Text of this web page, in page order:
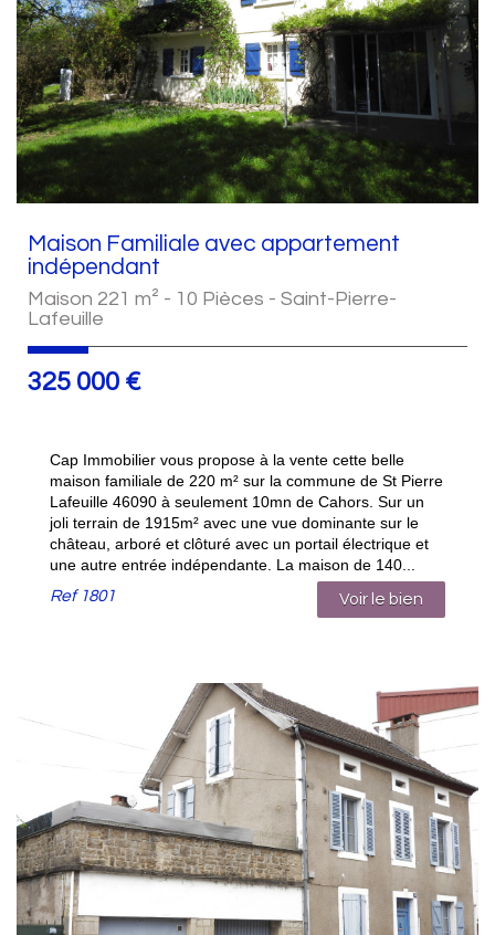
Maison Familiale avec appartement
indépendant
Maison 221 m² - 10 Pièces - Saint-Pierre-
Lafeuille
325 000 €
Cap Immobilier vous propose à la vente cette belle
maison familiale de 220 m² sur la commune de St Pierre
Lafeuille 46090 à seulement 10mn de Cahors. Sur un
joli terrain de 1915m² avec une vue dominante sur le
château, arboré et clôturé avec un portail électrique et
une autre entrée indépendante. La maison de 140...
Ref1801 Voir le bien